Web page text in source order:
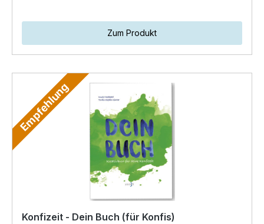
Zum Produkt
Empfehlung
Konfizeit - Dein Buch (für Konfis)